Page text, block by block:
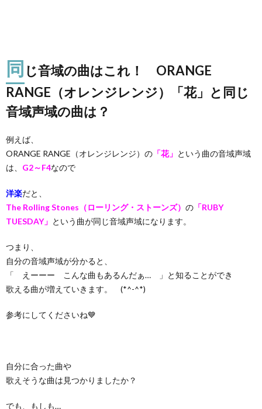
同 じ音域の曲はこれ！ ORANGE
RANGE（オレンジレンジ）「花」と同じ
音域声域の曲は？
例えば、
ORANGE RANGE（オレンジレンジ）の 「花」 という曲の音域声域
は、 G2～F4なので
洋楽だと、
The Rolling Stones（ローリング・ストーンズ） の 「RUBY
TUESDAY」 という曲が同じ音域声域になります。
つまり、
自分の音域声域が分かると、
「 えーーー こんな曲もあるんだぁ… 」と知ることができ
歌える曲が増えていきます。 (*^-^*)
参考にしてくださいね💙
自分に合った曲や
歌えそうな曲は見つかりましたか？
でも、もしも…